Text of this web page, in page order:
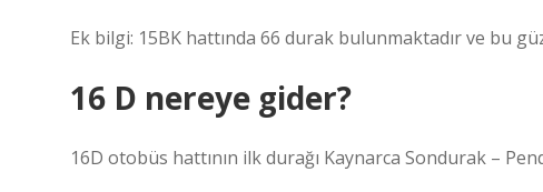
Ek bilgi: 15BK hattında 66 durak bulunmaktadır ve bu
16 D nereye gider?
16D otobüs hattının ilk durağı Kaynarca Sondurak –